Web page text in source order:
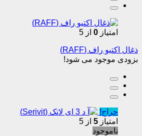
امتیاز 0 از 5
ذغال اکتیو راف (RAFF)
بزودی موجود می شود!
حراج!
امتیاز 5 از 5
ناموجود